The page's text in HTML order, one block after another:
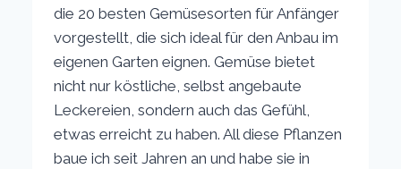
die 20 besten Gemüsesorten für Anfänger
vorgestellt, die sich ideal für den Anbau im
eigenen Garten eignen. Gemüse bietet
nicht nur köstliche, selbst angebaute
Leckereien, sondern auch das Gefühl,
etwas erreicht zu haben. All diese Pflanzen
baue ich seit Jahren an und habe sie in